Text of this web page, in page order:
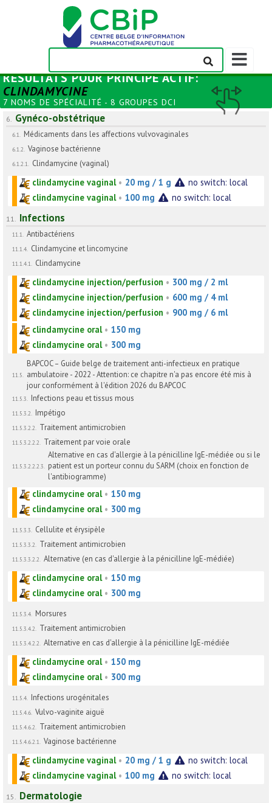
Afficher/
la
de
navigation
RÉSULTATS POURPRINCIPE ACTIF:
CLINDAMYCINE
7 NOMS DE SPÉCIALITÉ - 8 GROUPES DCI
6. Gynéco-obstétrique
6.1. Médicaments dans les affections vulvovaginales
6.1.2. Vaginose bactérienne
6.1.2.1. Clindamycine (vaginal)
clindamycine vaginal• 20 mg / 1 g
no switch: local
clindamycine vaginal• 100 mg no switch: local
11. Infections
11.1. Antibactériens
11.1.4. Clindamycine et lincomycine
11.1.4.1. Clindamycine
clindamycine injection/perfusion • 300 mg / 2 ml
clindamycine injection/perfusion • 600 mg / 4 ml
clindamycine injection/perfusion • 900 mg / 6 ml
clindamycine oral• 150 mg
clindamycine oral• 300 mg
11.5.
BAPCOC – Guide belge de traitement anti-infectieux en pratique
ambulatoire - 2022 - Attention: ce chapitre n'a pas encore été mis à
jour conformément à l'édition 2026 du BAPCOC
11.5.3. Infections peau et tissus mous
11.5.3.2. Impétigo
11.5.3.2.2. Traitement antimicrobien
11.5.3.2.2.2. Traitement par voie orale
11.5.3.2.2.2.3.
Alternative en cas d'allergie à la pénicilline IgE-médiée ou si le
patient est un porteur connu du SARM (choix en fonction de
l'antibiogramme)
clindamycine oral• 150 mg
clindamycine oral• 300 mg
11.5.3.3. Cellulite et érysipèle
11.5.3.3.2. Traitement antimicrobien
11.5.3.3.2.2. Alternative (en cas d'allergie à la pénicilline IgE-médiée)
clindamycine oral• 150 mg
clindamycine oral• 300 mg
11.5.3.4. Morsures
11.5.3.4.2. Traitement antimicrobien
11.5.3.4.2.2. Alternative en cas d'allergie à la pénicilline IgE-médiée
clindamycine oral• 150 mg
clindamycine oral• 300 mg
11.5.4. Infections urogénitales
11.5.4.6. Vulvo-vaginite aiguë
11.5.4.6.2. Traitement antimicrobien
11.5.4.6.2.1. Vaginose bactérienne
clindamycine vaginal• 20 mg / 1 g
no switch: local
clindamycine vaginal• 100 mg no switch: local
15. Dermatologie